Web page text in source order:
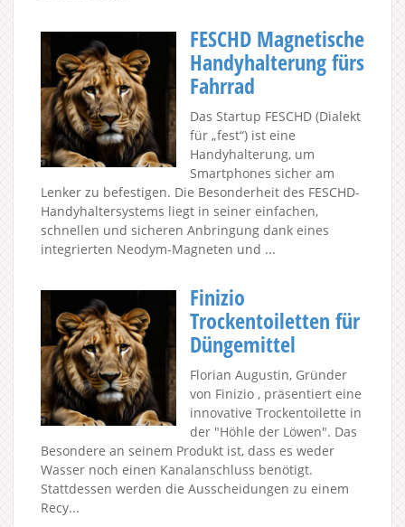
FESCHD Magnetische
Handyhalterung fürs
Fahrrad
Das Startup FESCHD (Dialekt
für „fest“) ist eine
Handyhalterung, um
Smartphones sicher am
Lenker zu befestigen. Die Besonderheit des FESCHD-
Handyhaltersystems liegt in seiner einfachen,
schnellen und sicheren Anbringung dank eines
integrierten Neodym-Magneten und ...
Finizio
Trockentoiletten für
Düngemittel
Florian Augustin, Gründer
von Finizio , präsentiert eine
innovative Trockentoilette in
der "Höhle der Löwen". Das
Besondere an seinem Produkt ist, dass es weder
Wasser noch einen Kanalanschluss benötigt.
Stattdessen werden die Ausscheidungen zu einem
Recy...